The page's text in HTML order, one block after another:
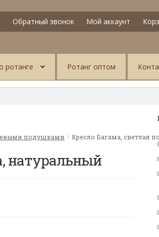
Обратный звонок Мой аккаунт
ротанге Ротанг оптом
подушками Кресло Багама, светлая
натуральный